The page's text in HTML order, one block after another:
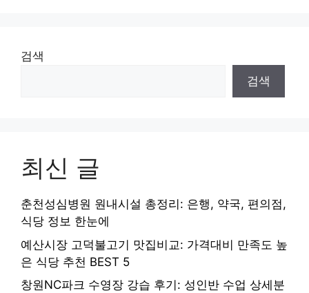
검색
검색
최신 글
춘천성심병원 원내시설 총정리: 은행, 약국, 편의점,
식당 정보 한눈에
예산시장 고덕불고기 맛집비교: 가격대비 만족도 높
은 식당 추천 BEST 5
창원NC파크 수영장 강습 후기: 성인반 수업 상세분